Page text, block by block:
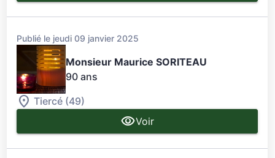
Publié le jeudi 09 janvier 2025
Monsieur Maurice SORITEAU
90 ans
Tiercé (49)
Voir